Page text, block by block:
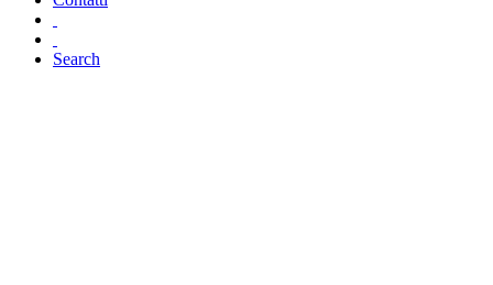
Search